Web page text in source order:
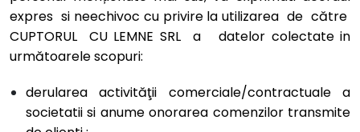
expres si neechivoc cu privire la utilizarea de către
CUPTORUL CU LEMNE SRL a datelor colectate in
următoarele scopuri:
derularea activităţii comerciale/contractuale a
societatii si anume onorarea comenzilor transmite